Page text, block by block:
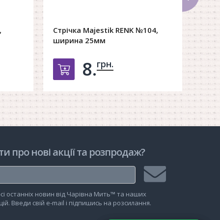
Стрічка Majestik RENK №104,
ширина 25мм
Добавить в корзину
8.грн.
про нові акції та розпродаж?
останніх новин від Чарівна Мить™ та наших
Введи свій e-mail і підпишись на розсилання.